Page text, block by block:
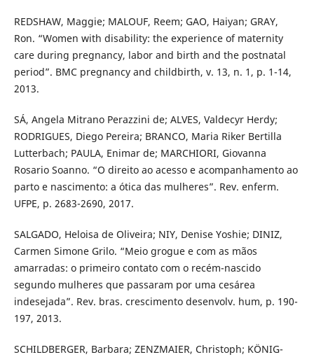
REDSHAW, Maggie; MALOUF, Reem; GAO, Haiyan; GRAY,
Ron. “Women with disability: the experience of maternity
care during pregnancy, labor and birth and the postnatal
period”. BMC pregnancy and childbirth, v. 13, n. 1, p. 1-14,
2013.
SÁ, Angela Mitrano Perazzini de; ALVES, Valdecyr Herdy;
RODRIGUES, Diego Pereira; BRANCO, Maria Riker Bertilla
Lutterbach; PAULA, Enimar de; MARCHIORI, Giovanna
Rosario Soanno. “O direito ao acesso e acompanhamento ao
parto e nascimento: a ótica das mulheres”. Rev. enferm.
UFPE, p. 2683-2690, 2017.
SALGADO, Heloisa de Oliveira; NIY, Denise Yoshie; DINIZ,
Carmen Simone Grilo. “Meio grogue e com as mãos
amarradas: o primeiro contato com o recém-nascido
segundo mulheres que passaram por uma cesárea
indesejada”. Rev. bras. crescimento desenvolv. hum, p. 190-
197, 2013.
SCHILDBERGER, Barbara; ZENZMAIER, Christoph; KÖNIG-